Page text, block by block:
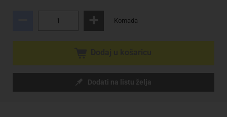
Komada
Dodati na listu želja